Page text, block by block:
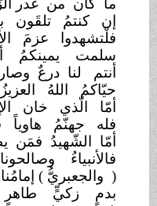
تلقَون بين
ربوعنا
عزمَ الأباة
بمصرنا
أيا
آسادَنا
درعٌ وصاروخُ اللّظى
العزيزُ ,وعمّكم
خان الإلهوحزبه
هاوياً في قعرها
فمَن يطاولُ أفقه؟!
وصالحونا
صحبُهُ
) إمامُنا دخلالعلا
طاهرٍ متدفّقٍ